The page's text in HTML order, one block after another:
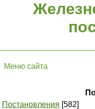
Меню сайта
Постановления [582]